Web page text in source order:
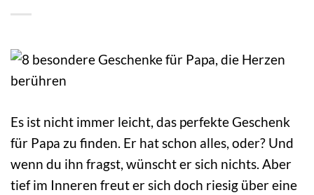
Es ist nicht immer leicht, das perfekte Geschenk
für Papa zu finden. Er hat schon alles, oder? Und
wenn du ihn fragst, wünscht er sich nichts. Aber
tief im Inneren freut er sich doch riesig über eine